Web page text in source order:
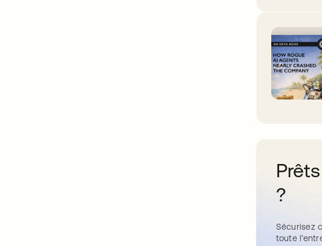
?
Sécurisez
toute